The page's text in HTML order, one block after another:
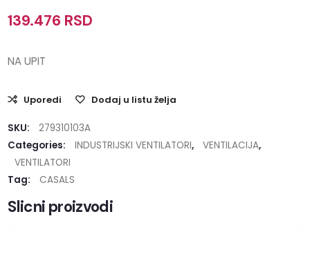
139.476 RSD
NA UPIT
Uporedi Dodaj u listu želja
SKU:
279310103A
Categories:
INDUSTRIJSKI VENTILATORI, VENTILACIJA,
VENTILATORI
Tag:
CASALS
Slicni proizvodi